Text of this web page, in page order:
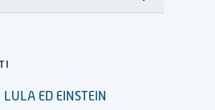
ED EINSTEIN